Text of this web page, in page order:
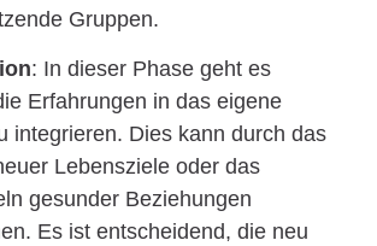
Gruppen.
: In dieser Phase geht es
Erfahrungen in das eigene
integrieren. Dies kann durch das
Lebensziele oder das
gesunder Beziehungen
Es ist entscheidend, die neu